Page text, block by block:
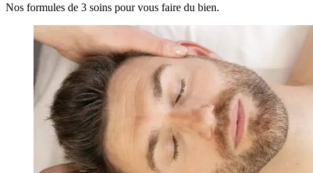
Nos formules de 3 soins pour vous faire du bien.